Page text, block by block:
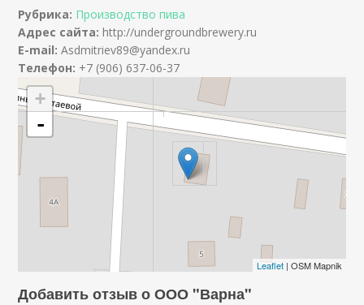
Рубрика: Производство пива
Адрес сайта: http://undergroundbrewery.ru
E-mail:Asdmitriev89@yandex.ru
Телефон: +7 (906) 637-06-37
+
-
Leaflet| OSM Mapnik
Добавить отзыв о ООО "Варна"